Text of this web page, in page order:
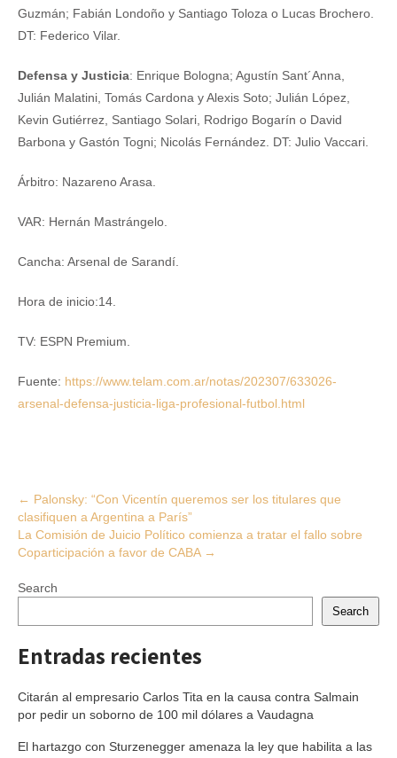
Guzmán; Fabián Londoño y Santiago Toloza o Lucas Brochero.
DT: Federico Vilar.
Defensa y Justicia: Enrique Bologna; Agustín Sant´Anna,
Julián Malatini, Tomás Cardona y Alexis Soto; Julián López,
Kevin Gutiérrez, Santiago Solari, Rodrigo Bogarín o David
Barbona y Gastón Togni; Nicolás Fernández. DT: Julio Vaccari.
Árbitro: Nazareno Arasa.
VAR: Hernán Mastrángelo.
Cancha: Arsenal de Sarandí.
Hora de inicio:14.
TV: ESPN Premium.
Fuente: https://www.telam.com.ar/notas/202307/633026-
arsenal-defensa-justicia-liga-profesional-futbol.html
Post
navigation
← Palonsky: “Con Vicentín queremos ser los titulares que
clasifiquen a Argentina a París”
La Comisión de Juicio Político comienza a tratar el fallo sobre
Coparticipación a favor de CABA →
Search
Search
Entradas recientes
Citarán al empresario Carlos Tita en la causa contra Salmain
por pedir un soborno de 100 mil dólares a Vaudagna
El hartazgo con Sturzenegger amenaza la ley que habilita a las